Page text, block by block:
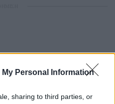
My Personal Information
sharing to third parties, or